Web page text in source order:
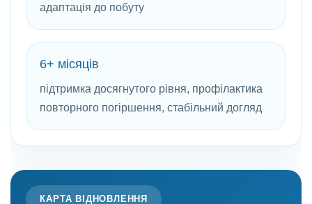
адаптація до побуту
6+ місяців
підтримка досягнутого рівня, профілактика
повторного погіршення, стабільний догляд
КАРТА ВІДНОВЛЕННЯ